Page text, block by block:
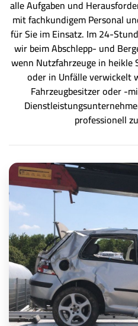
alle Aufgaben und
mit fachkundigem Personal
für Sie im Einsatz. Im 24-
wir beim Abschlepp- und
wenn Nutzfahrzeuge in
oder in Unfälle verwickelt
Fahrzeugbesitzer oder -
professionell